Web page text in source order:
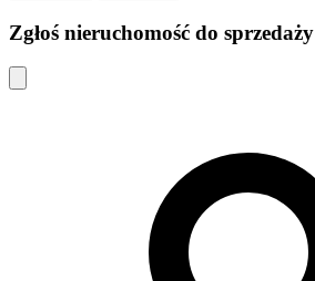
Zgłoś nieruchomość do sprzedaży